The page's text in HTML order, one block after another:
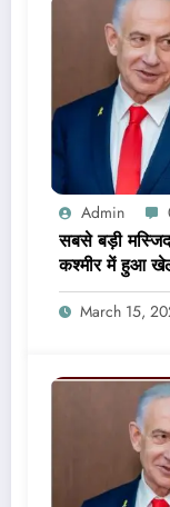
Admin
सबसे बड़ी
कश्मीर में हुआ
March 15,